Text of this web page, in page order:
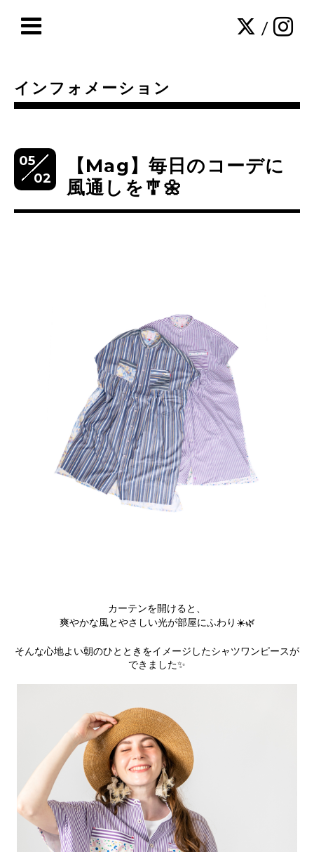
/
インフォメーション
05
02
【Mag】毎日のコーデに
風通しを🎐🌼
カーテンを開けると、
爽やかな風とやさしい光が部屋にふわり☀️🌿
そんな心地よい朝のひとときをイメージしたシャツワンピースが
できました✨